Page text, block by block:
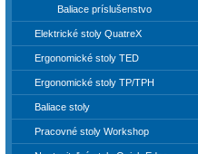
Baliace príslušenstvo
Elektrické stoly QuatreX
Ergonomické stoly TED
Ergonomické stoly TP/TPH
Baliace stoly
Pracovné stoly Workshop